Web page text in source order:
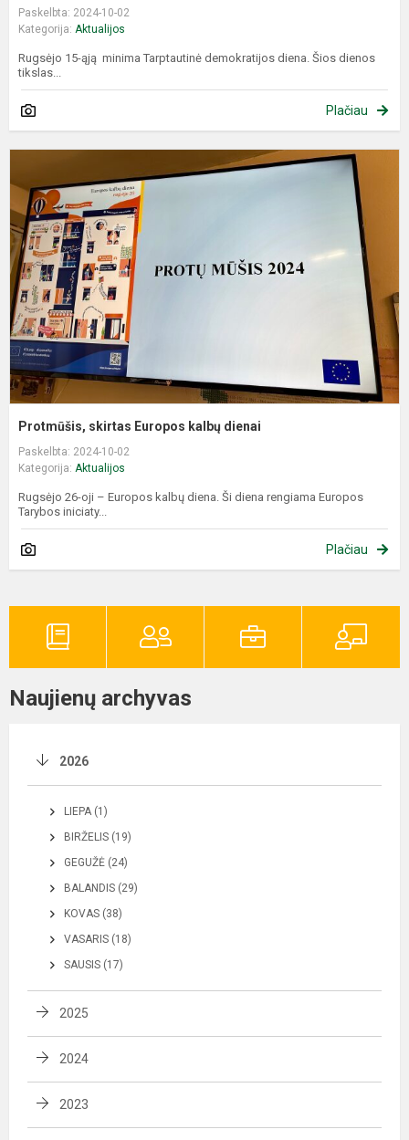
Paskelbta: 2024-10-02
Kategorija: Aktualijos
Rugsėjo 15-ąją minima Tarptautinė demokratijos diena. Šios dienos
tikslas...
Plačiau
Protmūšis, skirtas Europos kalbų dienai
Paskelbta: 2024-10-02
Kategorija: Aktualijos
Rugsėjo 26-oji – Europos kalbų diena. Ši diena rengiama Europos
Tarybos iniciaty...
Plačiau
Naujienų archyvas
2026
LIEPA (1)
BIRŽELIS (19)
GEGUŽĖ (24)
BALANDIS (29)
KOVAS (38)
VASARIS (18)
SAUSIS (17)
2025
2024
2023